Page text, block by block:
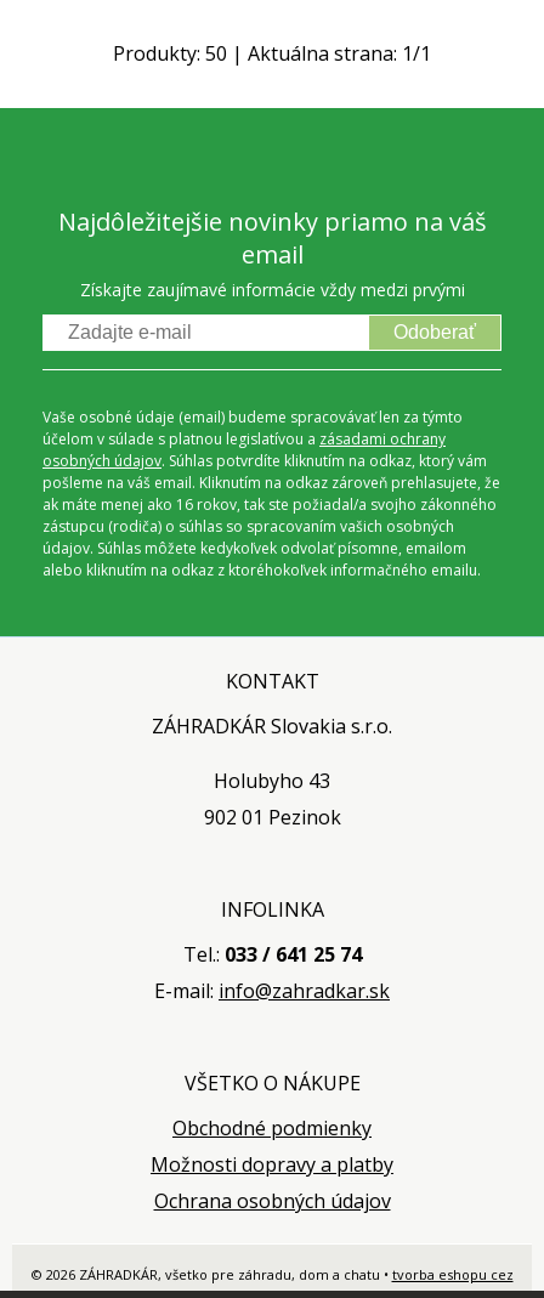
Produkty: 50 | Aktuálna strana: 1/1
Najdôležitejšie novinky priamo na váš
email
Získajte zaujímavé informácie vždy medzi prvými
Odoberať
Vaše osobné údaje (email) budeme spracovávať len za týmto
účelom v súlade s platnou legislatívou a zásadami ochrany
osobných údajov. Súhlas potvrdíte kliknutím na odkaz, ktorý vám
pošleme na váš email. Kliknutím na odkaz zároveň prehlasujete, že
ak máte menej ako 16 rokov, tak ste požiadal/a svojho zákonného
zástupcu (rodiča) o súhlas so spracovaním vašich osobných
údajov. Súhlas môžete kedykoľvek odvolať písomne, emailom
alebo kliknutím na odkaz z ktoréhokoľvek informačného emailu.
KONTAKT
ZÁHRADKÁR Slovakia s.r.o.
Holubyho 43
902 01 Pezinok
INFOLINKA
Tel.: 033 / 641 25 74
E-mail: info@zahradkar.sk
VŠETKO O NÁKUPE
Obchodné podmienky
Možnosti dopravy a platby
Ochrana osobných údajov
© 2026 ZÁHRADKÁR, všetko pre záhradu, dom a chatu • tvorba eshopu cez